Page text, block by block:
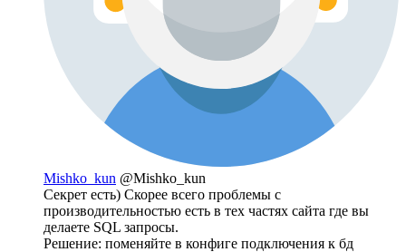
Mishko_kun @Mishko_kun
Секрет есть) Скорее всего проблемы с
производительностью есть в тех частях сайта где вы
делаете SQL запросы.
Решение: поменяйте в конфиге подключения к бд